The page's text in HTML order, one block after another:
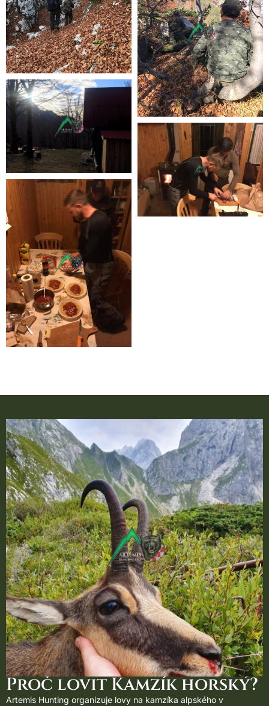
Proč lovit Kamzík horský?
Artemis Hunting organizuje lovy na kamzíka alpského v